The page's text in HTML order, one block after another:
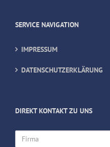
SERVICE NAVIGATION
IMPRESSUM
DATENSCHUTZERKLÄRUNG
DIREKT KONTAKT ZU UNS
Firma